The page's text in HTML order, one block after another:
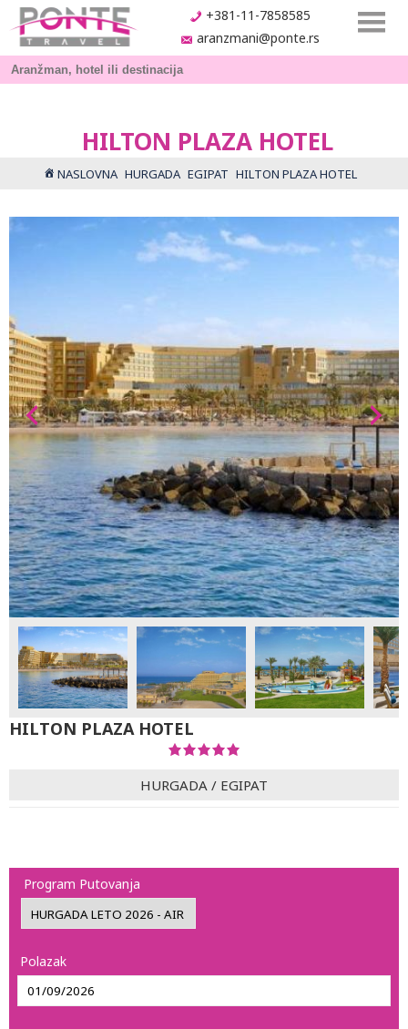
+381-11-7858585
aranzmani@ponte.rs
HILTON PLAZA HOTEL
NASLOVNA HURGADA EGIPAT HILTON PLAZA HOTEL
HILTON PLAZA HOTEL
HURGADA / EGIPAT
Program Putovanja
Polazak